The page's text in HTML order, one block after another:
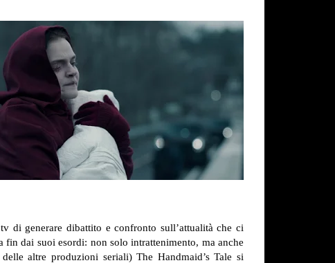
di generare dibattito e confronto sull’attualità che ci
fin dai suoi esordi: non solo intrattenimento, ma anche
altre produzioni seriali) The Handmaid’s Tale si